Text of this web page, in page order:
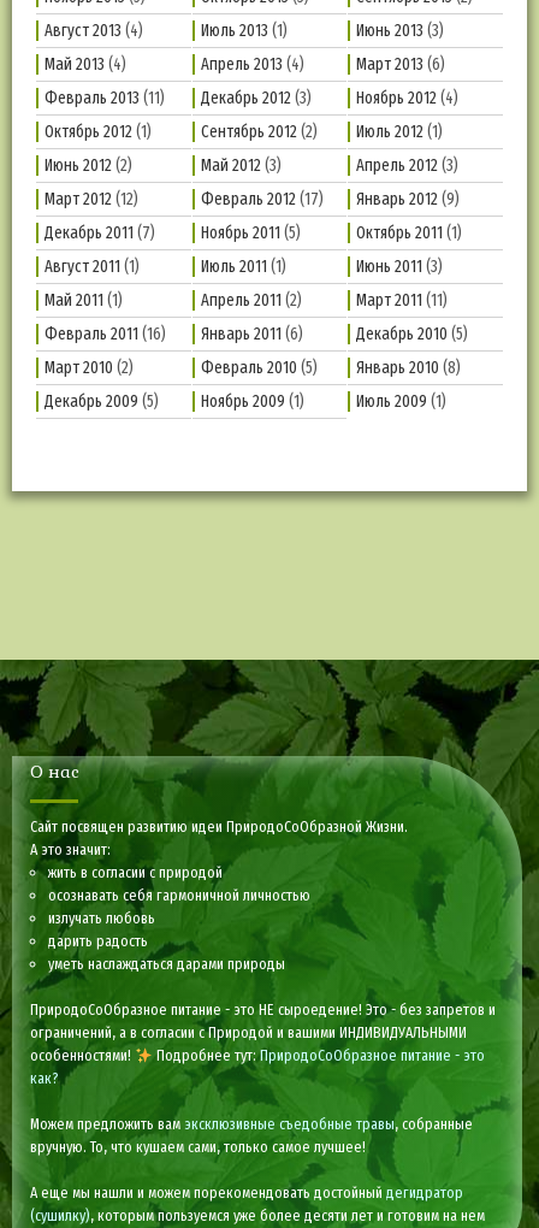
Август 2013 (4) Июль 2013 (1) Июнь 2013 (3)
Май 2013 (4) Апрель 2013 (4) Март 2013 (6)
Февраль 2013 (11) Декабрь 2012(3) Ноябрь 2012(4)
Октябрь 2012(1) Сентябрь 2012(2) Июль 2012(1)
Июнь 2012(2) Май 2012(3) Апрель 2012(3)
Март 2012(12) Февраль 2012(17) Январь 2012(9)
Декабрь 2011 (7) Ноябрь 2011 (5) Октябрь 2011 (1)
Август 2011 (1) Июль 2011 (1) Июнь 2011 (3)
Май 2011 (1) Апрель 2011 (2) Март 2011 (11)
Февраль 2011 (16) Январь 2011 (6) Декабрь 2010 (5)
Март 2010 (2) Февраль 2010 (5) Январь 2010 (8)
Декабрь 2009 (5) Ноябрь 2009 (1) Июль 2009 (1)
О нас
Сайт посвящен развитию идеи ПриродоСоОбразной Жизни.
А это значит:
жить в согласии с природой
осознавать себя гармоничной личностью
излучать любовь
дарить радость
уметь наслаждаться дарами природы
ПриродоСоОбразное питание - это НЕ сыроедение! Это - без запретов и
ограничений, а в согласии с Природой и вашими ИНДИВИДУАЛЬНЫМИ
особенностями!
Подробнее тут:ПриродоСоОбразное питание - это
как?
Можем предложить вам эксклюзивные съедобные травы, собранные
вручную. То, что кушаем сами, только самое лучшее!
А еще мы нашли и можем порекомендовать достойныйдегидратор
(сушилку), которым пользуемся уже более десяти лет и готовим на нем